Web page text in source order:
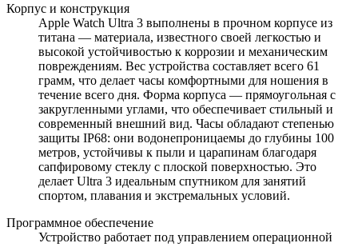
Корпус и конструкция
Apple Watch Ultra 3 выполнены в прочном корпусе из
титана — материала, известного своей легкостью и
высокой устойчивостью к коррозии и механическим
повреждениям. Вес устройства составляет всего 61
грамм, что делает часы комфортными для ношения в
течение всего дня. Форма корпуса — прямоугольная с
закругленными углами, что обеспечивает стильный и
современный внешний вид. Часы обладают степенью
защиты IP68: они водонепроницаемы до глубины 100
метров, устойчивы к пыли и царапинам благодаря
сапфировому стеклу с плоской поверхностью. Это
делает Ultra 3 идеальным спутником для занятий
спортом, плавания и экстремальных условий.
Программное обеспечение
Устройство работает под управлением операционной